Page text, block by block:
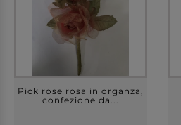
Pick rose rosa in organza,
confezione da...